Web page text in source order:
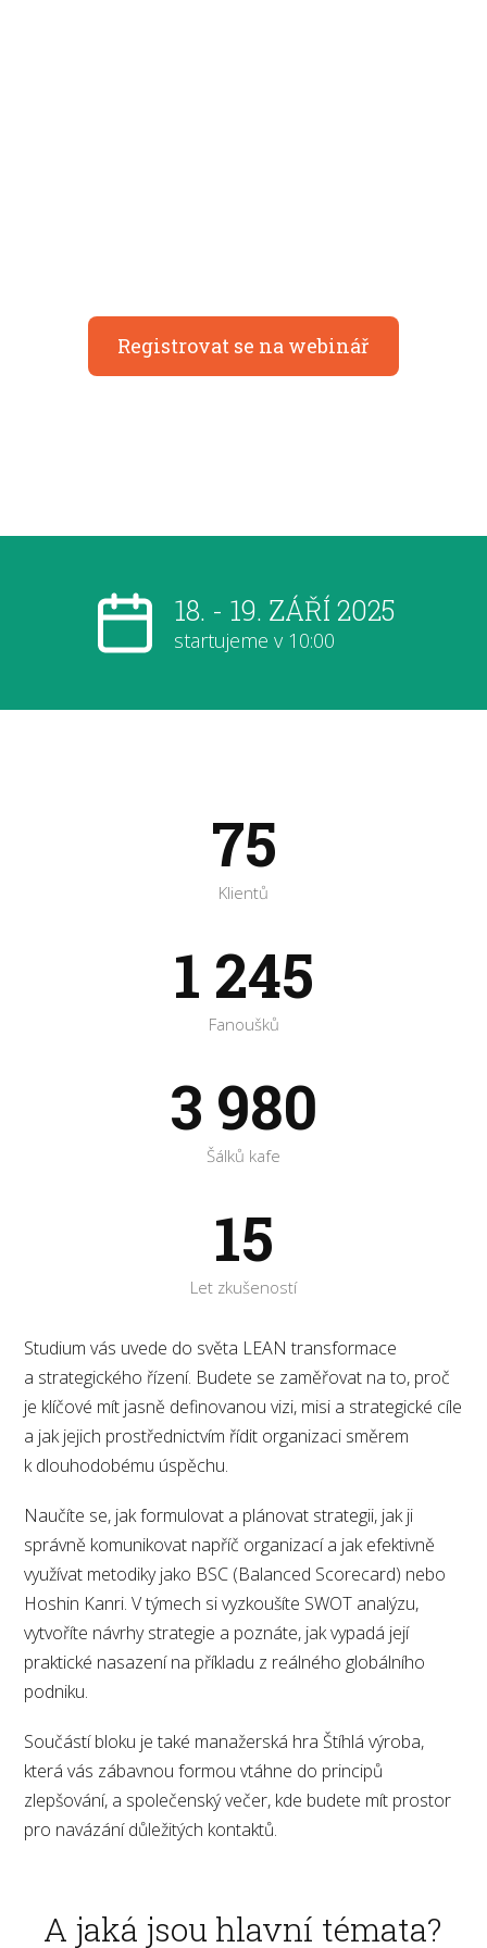
Registrovat se na webinář
18. - 19. ZÁŘÍ 2025
startujeme v 10:00
75
Klientů
1 245
Fanoušků
3 980
Šálků kafe
15
Let zkušeností
Studium vás uvede do světa LEAN transformace
a strategického řízení. Budete se zaměřovat na to, proč
je klíčové mít jasně definovanou vizi, misi a strategické cíle
a jak jejich prostřednictvím řídit organizaci směrem
k dlouhodobému úspěchu.
Naučíte se, jak formulovat a plánovat strategii, jak ji
správně komunikovat napříč organizací a jak efektivně
využívat metodiky jako BSC (Balanced Scorecard) nebo
Hoshin Kanri. V týmech si vyzkoušíte SWOT analýzu,
vytvoříte návrhy strategie a poznáte, jak vypadá její
praktické nasazení na příkladu z reálného globálního
podniku.
Součástí bloku je také manažerská hra Štíhlá výroba,
která vás zábavnou formou vtáhne do principů
zlepšování, a společenský večer, kde budete mít prostor
pro navázání důležitých kontaktů.
A jaká jsou hlavní témata?